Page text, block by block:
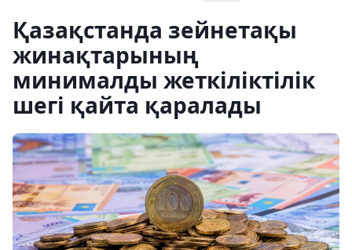
Қазақстанда зейнетақы
жинақтарының
минималды жеткіліктілік
шегі қайта қаралады